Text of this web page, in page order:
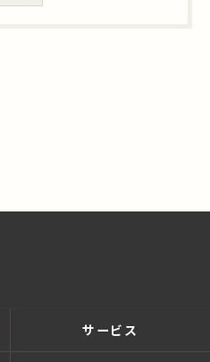
サービス